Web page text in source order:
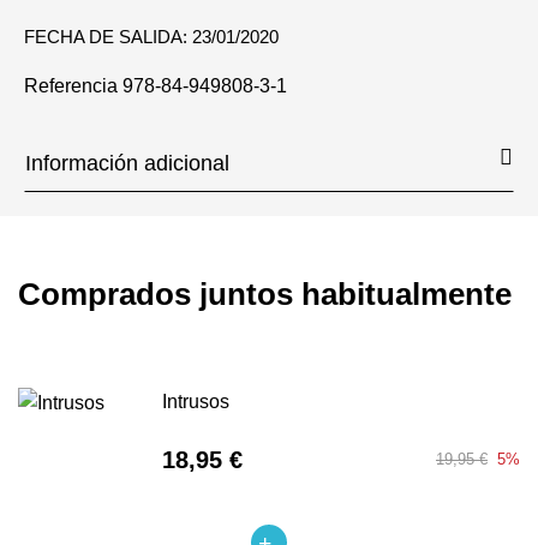
FECHA DE SALIDA: 23/01/2020
Referencia 978-84-949808-3-1
Información adicional
Comprados juntos habitualmente
Intrusos
18,95 € 19,95 € 5%